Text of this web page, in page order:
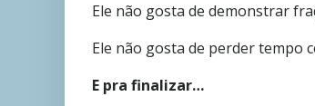
Ele não gosta de demonstrar
Ele não gosta de perder tempo
E pra finalizar…